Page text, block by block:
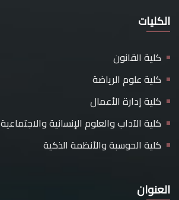
الكليات
كلية القانون
كلية علوم الرياضة
كلية إدارة الأعمال
كلية الآداب والعلوم الإنسانية والاجتماعية
كلية الحوسبة والأنظمة الذكية
العنوان